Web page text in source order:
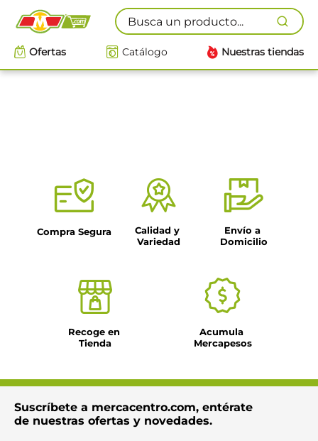
Busca un producto...
Ofertas Catálogo Nuestras tiendas
Compra Segura
Calidad y
Variedad
Envío a
Domicilio
Recoge en
Tienda
Acumula
Mercapesos
Suscríbete a mercacentro.com, entérate
de nuestras ofertas y novedades.